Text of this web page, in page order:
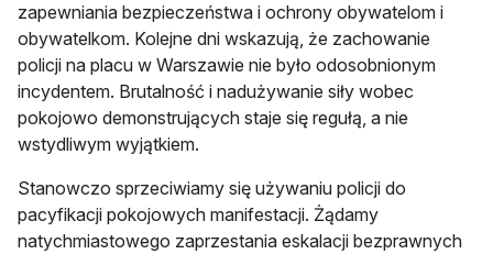
zapewniania bezpieczeństwa i ochrony obywatelom i
obywatelkom. Kolejne dni wskazują, że zachowanie
policji na placu w Warszawie nie było odosobnionym
incydentem. Brutalność i nadużywanie siły wobec
pokojowo demonstrujących staje się regułą, a nie
wstydliwym wyjątkiem.
Stanowczo sprzeciwiamy się używaniu policji do
pacyfikacji pokojowych manifestacji. Żądamy
natychmiastowego zaprzestania eskalacji bezprawnych